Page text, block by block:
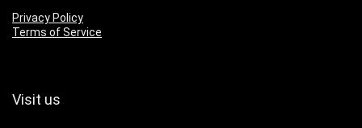
Privacy Policy
Terms of Service
Visit us